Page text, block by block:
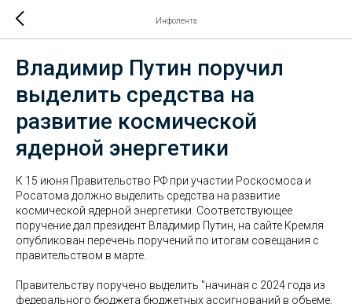
Инфолента
Владимир Путин поручил
выделить средства на
развитие космической
ядерной энергетики
К 15 июня Правительство РФ при участии Роскосмоса и
Росатома должно выделить средства на развитие
космической ядерной энергетики. Соответствующее
поручение дал президент Владимир Путин, на сайте Кремля
опубликован перечень поручений по итогам совещания с
правительством в марте.
Правительству поручено выделить "начиная с 2024 года из
федерального бюджета бюджетных ассигнований в объеме,